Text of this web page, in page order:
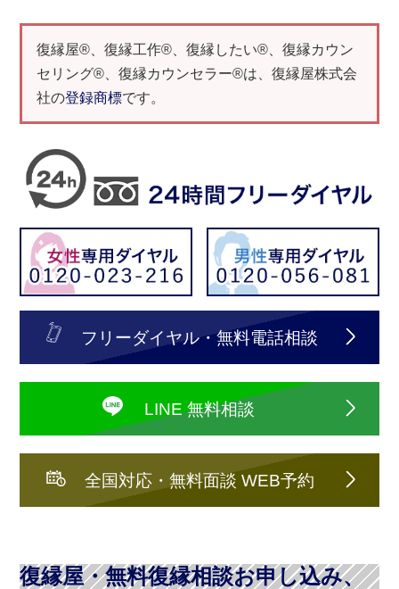
復縁屋®、復縁工作®、復縁したい®、復縁カウン
セリング®、復縁カウンセラー®は、復縁屋株式会
社の登録商標です。
フリーダイヤル・無料電話相談
LINE 無料相談
全国対応・無料面談 WEB予約
復縁屋・無料復縁相談お申し込み、